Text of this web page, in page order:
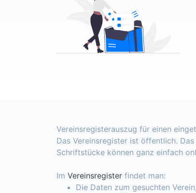
Vereinsregisterauszug für einen
Das Vereinsregister ist öffentlich.
Schriftstücke können ganz einfach
Im Vereinsregister findet man:
Die Daten zum gesuchten Verein,